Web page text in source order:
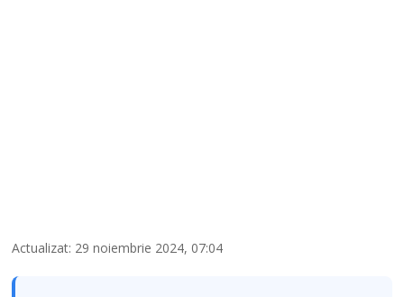
Actualizat: 29 noiembrie 2024, 07:04